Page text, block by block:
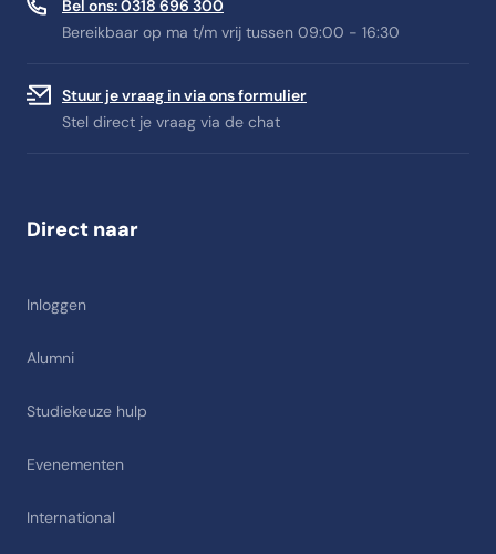
Bel ons: 0318 696 300
Bereikbaar op ma t/m vrij tussen 09:00 - 16:30
Stuur je vraag in via ons formulier
Stel direct je vraag via de chat
Direct naar
Inloggen
Alumni
Studiekeuze hulp
Evenementen
International